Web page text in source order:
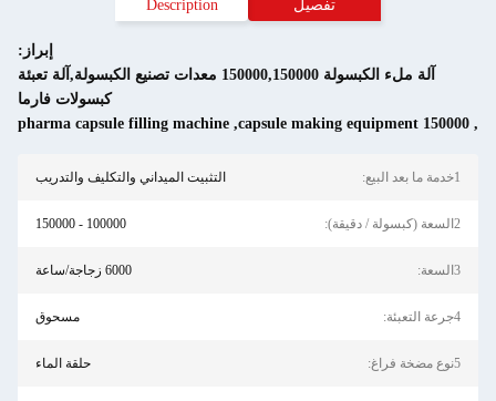
تفصيل Description
إبراز:
آلة ملء الكبسولة 150000,150000 معدات تصنيع الكبسولة,آلة تعبئة
كبسولات فارما
,
150000 capsule making equipment
,
pharma capsule filling machine
1خدمة ما بعد البيع: التثبيت الميداني والتكليف والتدريب
2السعة (كبسولة / دقيقة): 100000 - 150000
3السعة: 6000 زجاجة/ساعة
4جرعة التعبئة: مسحوق
5نوع مضخة فراغ: حلقة الماء